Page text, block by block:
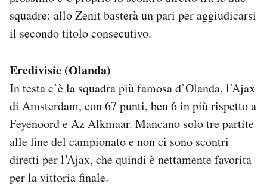
squadre: allo Zenit basterà un pari per aggiudicarsi
il secondo titolo consecutivo.
Eredivisie (Olanda)
In testa c’è la squadra più famosa d’Olanda, l’Ajax
di Amsterdam, con 67 punti, ben 6 in più rispetto a
Feyenoord e Az Alkmaar. Mancano solo tre partite
alle fine del campionato e non ci sono scontri
diretti per l’Ajax, che quindi è nettamente favorita
per la vittoria finale.